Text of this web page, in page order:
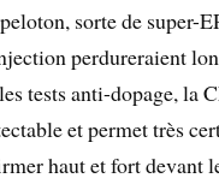
sorte de super-
perdureraient
tests anti-dopage, la
et permet très
haut et fort devant